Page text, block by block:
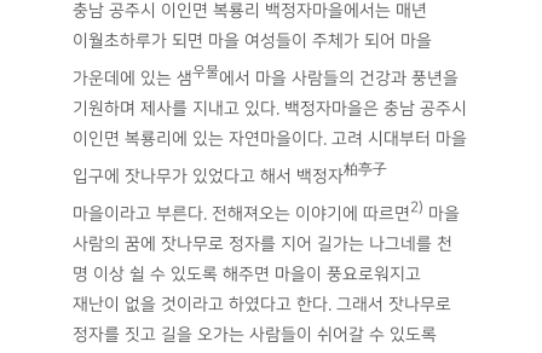
충남 공주시 이인면 복룡리 백정자마을에서는 매년
이월초하루가 되면 마을 여성들이 주체가 되어 마을
가운데에 있는 샘우물에서 마을 사람들의 건강과 풍년을
기원하며 제사를 지내고 있다. 백정자마을은 충남 공주시
이인면 복룡리에 있는 자연마을이다. 고려 시대부터 마을
입구에 잣나무가 있었다고 해서 백정자柏亭子
마을이라고 부른다. 전해져오는 이야기에 따르면 2) 마을
사람의 꿈에 잣나무로 정자를 지어 길가는 나그네를 천
명 이상 쉴 수 있도록 해주면 마을이 풍요로워지고
재난이 없을 것이라고 하였다고 한다. 그래서 잣나무로
정자를 짓고 길을 오가는 사람들이 쉬어갈 수 있도록